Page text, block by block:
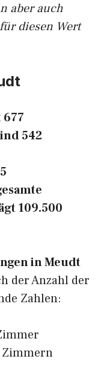
aber auch
diesen Wert
542
109.500
in Meudt
der Anzahl der
Zahlen:
Zimmern